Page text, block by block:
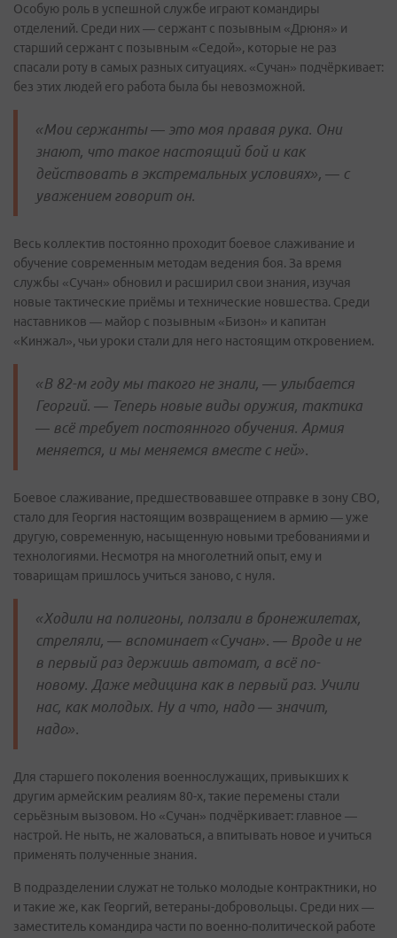
Особую роль в успешной службе играют командиры
отделений. Среди них — сержант с позывным «Дрюня» и
старший сержант с позывным «Седой», которые не раз
спасали роту в самых разных ситуациях. «Сучан» подчёркивает:
без этих людей его работа была бы невозможной.
«Мои сержанты — это моя правая рука. Они
знают, что такое настоящий бой и как
действовать в экстремальных условиях», — с
уважением говорит он.
Весь коллектив постоянно проходит боевое слаживание и
обучение современным методам ведения боя. За время
службы «Сучан» обновил и расширил свои знания, изучая
новые тактические приёмы и технические новшества. Среди
наставников — майор с позывным «Бизон» и капитан
«Кинжал», чьи уроки стали для него настоящим откровением.
«В 82-м году мы такого не знали, — улыбается
Георгий. — Теперь новые виды оружия, тактика
— всё требует постоянного обучения. Армия
меняется, и мы меняемся вместе с ней».
Боевое слаживание, предшествовавшее отправке в зону СВО,
стало для Георгия настоящим возвращением в армию — уже
другую, современную, насыщенную новыми требованиями и
технологиями. Несмотря на многолетний опыт, ему и
товарищам пришлось учиться заново, с нуля.
«Ходили на полигоны, ползали в бронежилетах,
стреляли, — вспоминает «Сучан». — Вроде и не
в первый раз держишь автомат, а всё по-
новому. Даже медицина как в первый раз. Учили
нас, как молодых. Ну а что, надо — значит,
надо».
Для старшего поколения военнослужащих, привыкших к
другим армейским реалиям 80-х, такие перемены стали
серьёзным вызовом. Но «Сучан» подчёркивает: главное —
настрой. Не ныть, не жаловаться, а впитывать новое и учиться
применять полученные знания.
В подразделении служат не только молодые контрактники, но
и такие же, как Георгий, ветераны-добровольцы. Среди них —
заместитель командира части по военно-политической работе